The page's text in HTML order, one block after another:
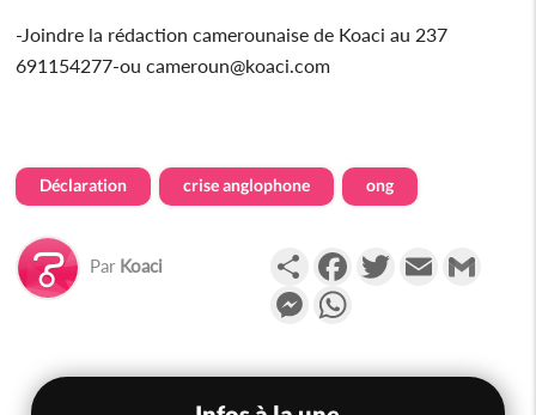
-Joindre la rédaction camerounaise de Koaci au 237
691154277-ou cameroun@koaci.com
Déclaration crise anglophone ong
Par Koaci PartagerFacebookTwitterEmail
Messenger